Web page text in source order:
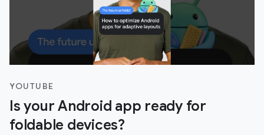
YOUTUBE
Is your Android app ready for
foldable devices?